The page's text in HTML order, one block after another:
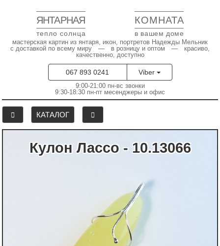
ЯНТАРНАЯ КОМНАТА
тепло солнца в вашем доме
мастерская картин из янтаря, икон, портретов Надежды Мельник
с доставкой по всему миру — в розницу и оптом — красиво,
качественно, доступно
067 893 0241 Viber
9:00-21:00 пн-вс звонки
9:30-18:30 пн-пт месенджеры и офис
КАТАЛОГ
Кулон Лассо - 10.13066